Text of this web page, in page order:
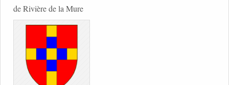
de Rivière de la Mure